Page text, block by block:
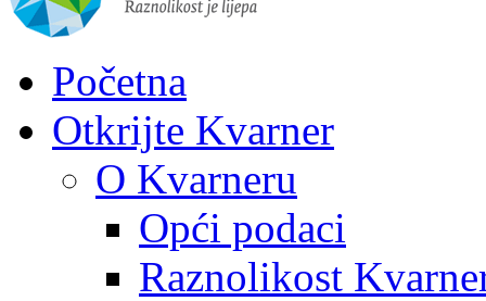
Početna
Otkrijte Kvarner
O Kvarneru
Opći podaci
Raznolikost